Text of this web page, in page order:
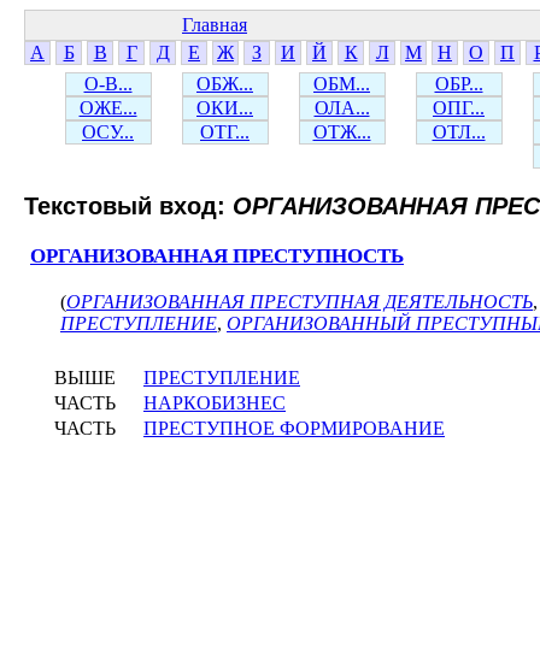
Главная
А
Б В Г Д Е Ж З И Й К Л М Н О П
О-В...
ОБЖ... ОБМ...
ОБР...
ОЖЕ...
ОКИ... ОЛА...
ОПГ...
ОСУ...
ОТГ... ОТЖ... ОТЛ...
Текстовый вход: ОРГАНИЗОВАННАЯ
ОРГАНИЗОВАННАЯ ПРЕСТУПНОСТЬ
(ОРГАНИЗОВАННАЯ ПРЕСТУПНАЯ ДЕЯТЕЛЬНОСТЬ
ПРЕСТУПЛЕНИЕ, ОРГАНИЗОВАННЫЙ
ВЫШЕ
ПРЕСТУПЛЕНИЕ
ЧАСТЬ
НАРКОБИЗНЕС
ЧАСТЬ
ПРЕСТУПНОЕ ФОРМИРОВАНИЕ